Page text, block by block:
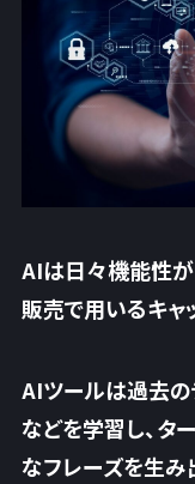
AIは日々機能性が
販売で用いるキャ
AIツールは過去
などを学習し、タ
なフレーズを生み